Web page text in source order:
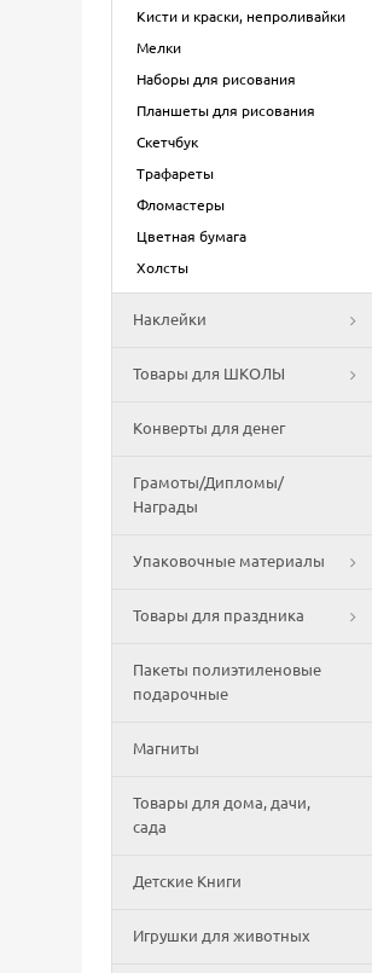
Кисти и краски, непроливайки
Мелки
Наборы для рисования
Планшеты для рисования
Скетчбук
Трафареты
Фломастеры
Цветная бумага
Холсты
Наклейки
Товары для ШКОЛЫ
Конверты для денег
Грамоты/Дипломы/
Награды
Упаковочные материалы
Товары для праздника
Пакеты полиэтиленовые
подарочные
Магниты
Товары для дома, дачи,
сада
Детские Книги
Игрушки для животных